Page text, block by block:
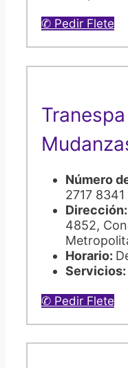
✆ Pedir Flete
Número
2717 8341
Dirección:
4852,
Horario:
Servicios:
✆ Pedir Flete